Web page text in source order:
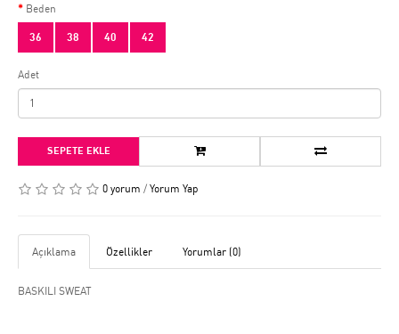
Beden
36 38 40 42
Adet
SEPETE EKLE
0 yorum / Yorum Yap
Açıklama Özellikler Yorumlar (0)
BASKILI SWEAT